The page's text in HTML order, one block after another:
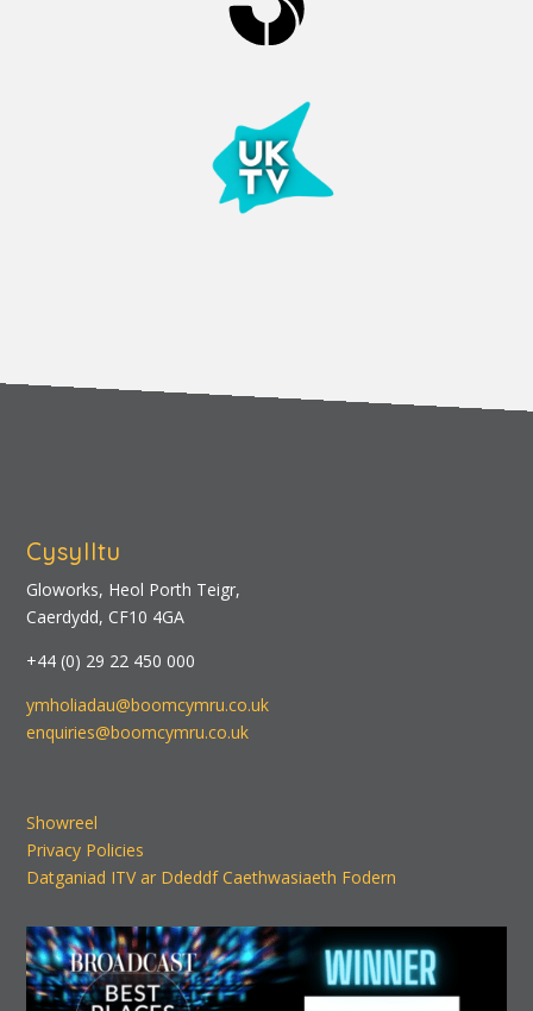
Cysylltu
Gloworks, Heol Porth Teigr,
Caerdydd, CF10 4GA
+44 (0) 29 22 450 000
ymholiadau@boomcymru.co.uk
enquiries@boomcymru.co.uk
Showreel
Privacy Policies
Datganiad ITV ar Ddeddf Caethwasiaeth Fodern